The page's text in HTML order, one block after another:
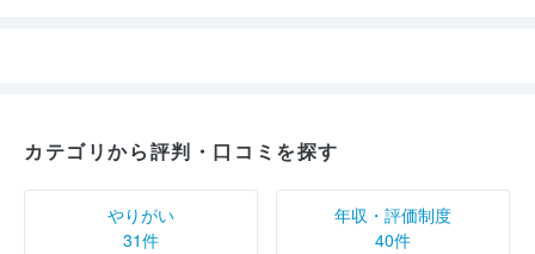
カテゴリから評判・口コミを探す
やりがい
31件
年収・評価制度
40件